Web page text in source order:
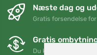
Næste dag og
Gratis forsendelse
Gratis
Du kan returnere